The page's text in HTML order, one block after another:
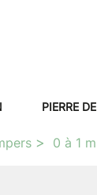
PIERRE
0 à 1